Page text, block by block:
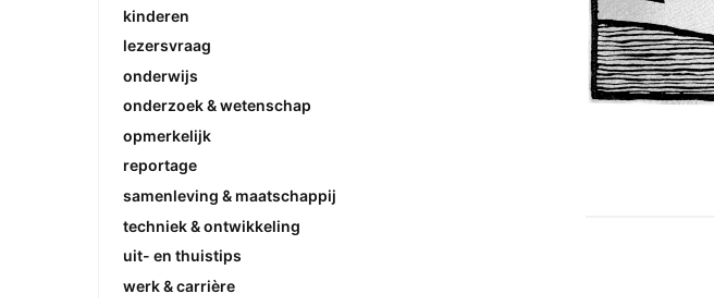
kinderen
lezersvraag
onderwijs
onderzoek & wetenschap
opmerkelijk
reportage
samenleving & maatschappij
techniek & ontwikkeling
uit- en thuistips
werk & carrière